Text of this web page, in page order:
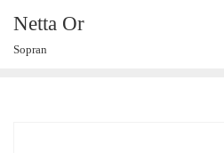
content
Netta Or
Sopran